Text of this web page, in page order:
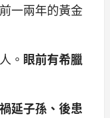
一兩年的黃金
。 眼前有希臘
延子孫、後患